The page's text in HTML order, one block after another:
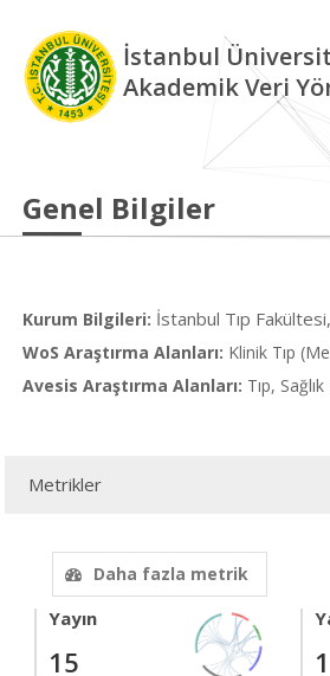
İstanbul
Akademik Veri
Genel Bilgiler
Kurum Bilgileri: İstanbul Tıp
WoS Araştırma Alanları: Klinik Tıp
Avesis Araştırma Alanları: Tıp,
Metrikler
Daha fazla metrik
Yayın
15 1